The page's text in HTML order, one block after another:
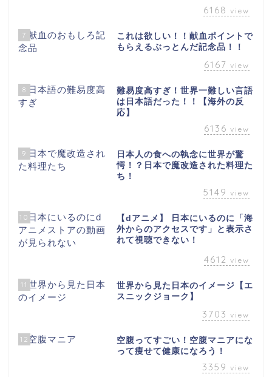
6168 view
7
これは欲しい！！献血ポイントで
もらえるぶっとんだ記念品！！
6167 view
8
難易度高すぎ！世界一難しい言語
は日本語だった！！【海外の反
応】
6136 view
9
日本人の食への執念に世界が驚
愕！？日本で魔改造された料理た
ち！
5149 view
10
【dアニメ】 日本にいるのに「海
外からのアクセスです」と表示さ
れて視聴できない！
4612 view
11
世界から見た日本のイメージ【エ
スニックジョーク】
3703 view
12
空腹ってすごい！空腹マニアにな
って痩せて健康になろう！
3359 view